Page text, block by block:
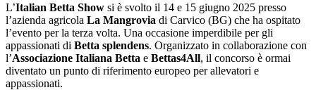
L’Italian Betta Show si è svolto il 14 e 15 giugno 2025 presso
l’azienda agricola La Mangrovia di Carvico (BG) che ha ospitato
l’evento per la terza volta. Una occasione imperdibile per gli
appassionati di Betta splendens. Organizzato in collaborazione con
l’Associazione Italiana Betta e Bettas4All, il concorso è ormai
diventato un punto di riferimento europeo per allevatori e
appassionati.